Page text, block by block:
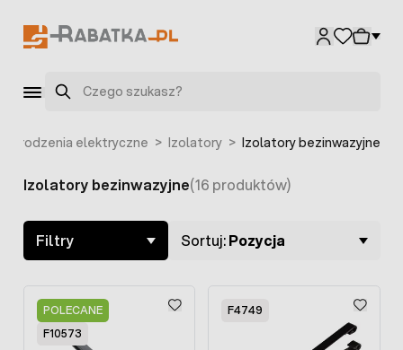
Szukaj
Ogrodzenia elektryczne > Izolatory > Izolatory bezinwazyjne
Skip to product list
Izolatory bezinwazyjne(16 produktów)
Filtry Sortuj:Pozycja
POLECANE
F10573
F4749